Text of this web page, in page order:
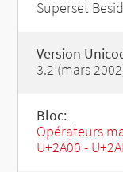
Superset
Version
3.2 (mars
Bloc:
Opérateurs
U+2A00 -